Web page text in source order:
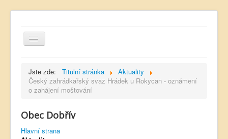
Kontakt
Jste zde: Titulní stránka
Aktuality
Český zahrádkařský svaz Hrádek u Rokycan - oznámení
o zahájení moštování
Obec Dobřív
Hlavní strana